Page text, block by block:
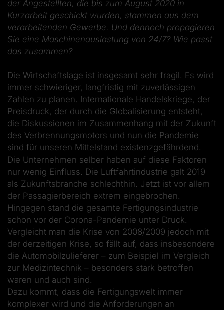
der Angestellten, die bis zum August 2020 in
Kurzarbeit geschickt wurden, stammen aus dem
verarbeitenden Gewerbe. Und dennoch propagieren
Sie eine Maschinenauslastung von 24/7? Wie passt
das zusammen?
Die Wirtschaftslage ist insgesamt sehr fragil. Es wird
immer schwieriger, langfristig mit zuverlässigen
Zahlen zu planen. Internationale Handelskriege, der
Preisdruck, der durch die Globalisierung entsteht,
die Diskussionen im Zusammenhang mit der Zukunft
des Verbrennungsmotors und nun die Pandemie
sind für unseren Mittelstand existenzgefährdend.
Die Unternehmen selber haben auf diese Faktoren
nur wenig Einfluss. Die Luftfahrtindustrie galt 2019
als Zukunftsbranche schlechthin. Jetzt ist vor allem
der Passagierbereich extrem eingebrochen.
Hingegen stand die gesamte Fertigungsindustrie
schon vor der Corona-Pandemie unter Druck.
Vergleicht man die Krise von 2008/2009 jedoch mit
der derzeitigen Krise, so fällt auf, dass insbesondere
die Automobilzulieferer – zum Beispiel im Vergleich
zur Medizintechnik – besonders stark betroffen
waren und auch sind.
Dazu kommt, dass die Fertigungswelt immer
komplexer wird und die Anforderungen an